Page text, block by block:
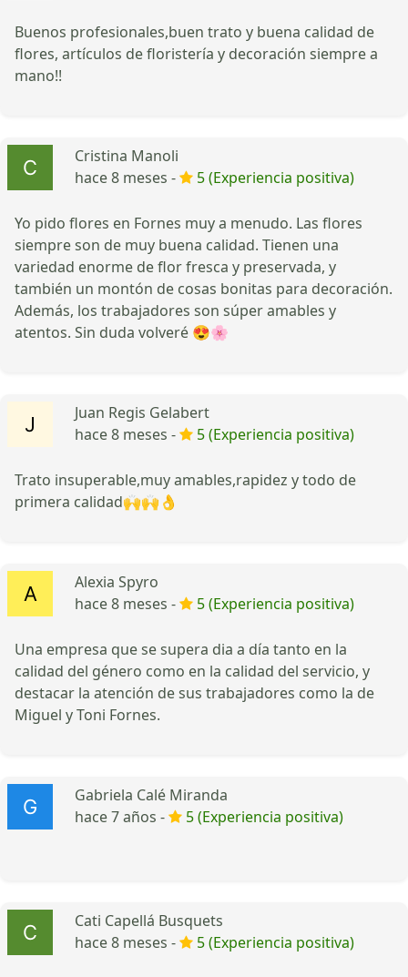
Buenos profesionales,buen trato y buena calidad de
flores, artículos de floristería y decoración siempre a
mano!!
Cristina Manoli
hace 8 meses -
5 (Experiencia positiva)
Yo pido flores en Fornes muy a menudo. Las flores
siempre son de muy buena calidad. Tienen una
variedad enorme de flor fresca y preservada, y
también un montón de cosas bonitas para decoración.
Además, los trabajadores son súper amables y
atentos. Sin duda volveré 😍🌸
Juan Regis Gelabert
hace 8 meses -
5 (Experiencia positiva)
Trato insuperable,muy amables,rapidez y todo de
primera calidad🙌🙌👌
Alexia Spyro
hace 8 meses -
5 (Experiencia positiva)
Una empresa que se supera dia a día tanto en la
calidad del género como en la calidad del servicio, y
destacar la atención de sus trabajadores como la de
Miguel y Toni Fornes.
Gabriela Calé Miranda
hace 7 años -
5 (Experiencia positiva)
Cati Capellá Busquets
hace 8 meses -
5 (Experiencia positiva)